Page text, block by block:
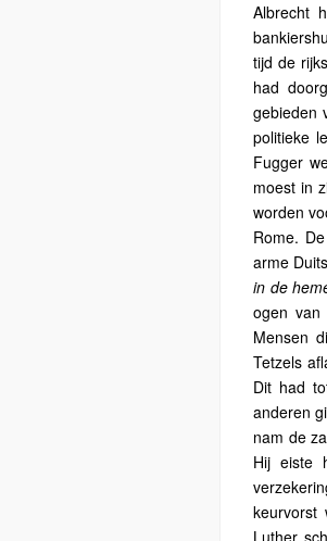
Albrecht
tijd de
had
gebieden
politieke
Fugger
moest in
worden
Rome.
arme
in de
ogen van
Mensen
Tetzels
Dit had
anderen
nam de
Hij eiste
keurvorst
Luther